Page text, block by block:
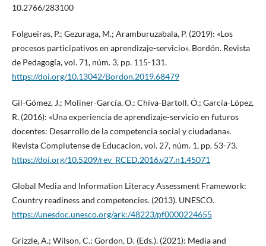
10.2766/283100
Folgueiras, P.; Gezuraga, M.; Aramburuzabala, P. (2019): «Los
procesos participativos en aprendizaje-servicio». Bordón. Revista
de Pedagogía, vol. 71, núm. 3, pp. 115-131.
https://doi.org/10.13042/Bordon.2019.68479
Gil-Gómez, J.; Moliner-García, O.; Chiva-Bartoll, Ó.; García-López,
R. (2016): «Una experiencia de aprendizaje-servicio en futuros
docentes: Desarrollo de la competencia social y ciudadana».
Revista Complutense de Educacion, vol. 27, núm. 1, pp. 53-73.
https://doi.org/10.5209/rev_RCED.2016.v27.n1.45071
Global Media and Information Literacy Assessment Framework:
Country readiness and competencies. (2013). UNESCO.
https://unesdoc.unesco.org/ark:/48223/pf0000224655
Grizzle, A.; Wilson, C.; Gordon, D. (Eds.). (2021): Media and